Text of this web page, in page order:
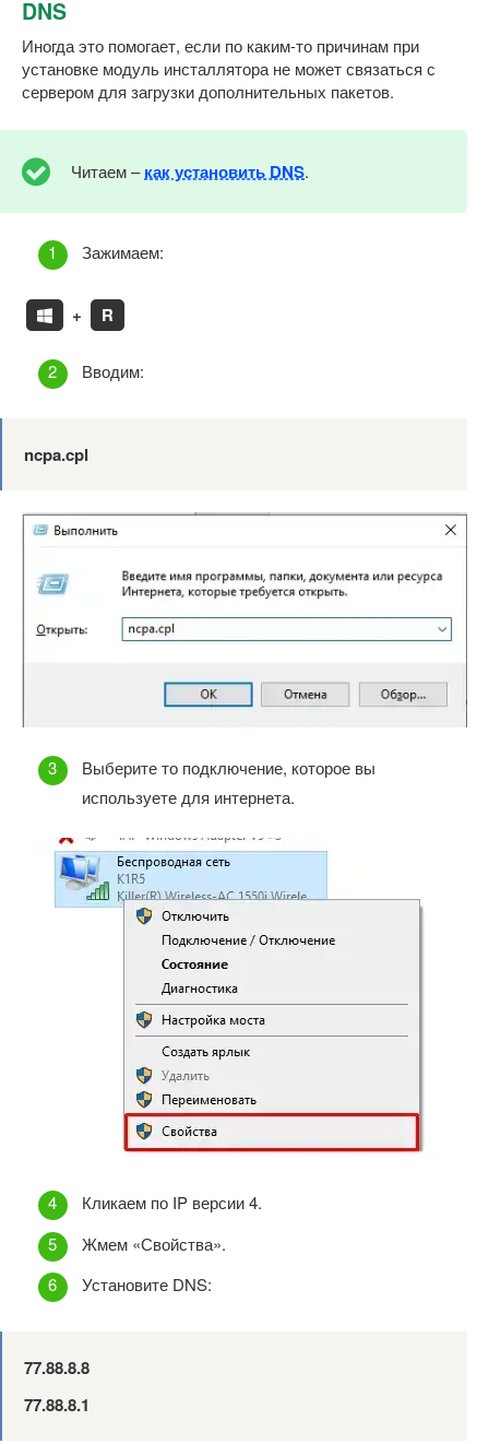
DNS
Иногда это помогает, если по каким-то причинам при
установке модуль инсталлятора не может связаться с
сервером для загрузки дополнительных пакетов.
Читаем –как установить DNS.
Зажимаем:
+ R
Вводим:
ncpa.cpl
Выберите то подключение, которое вы
используете для интернета.
Кликаем по IP версии 4.
Жмем «Свойства».
Установите DNS:
77.88.8.8
77.88.8.1